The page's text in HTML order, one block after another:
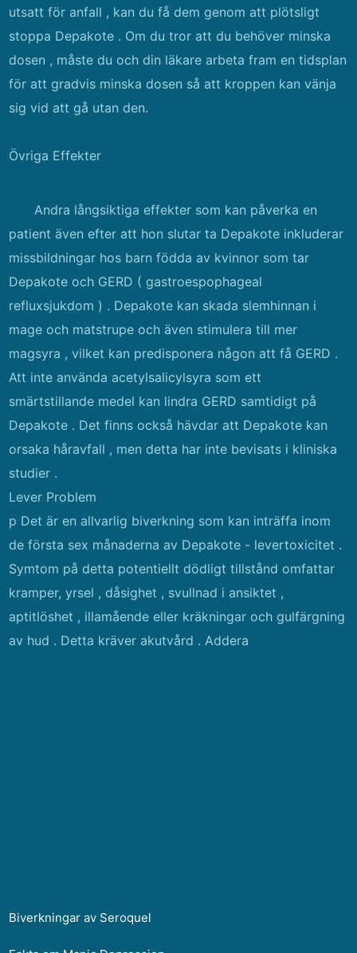
utsatt för anfall , kan du få dem genom att plötsligt
stoppa Depakote . Om du tror att du behöver minska
dosen , måste du och din läkare arbeta fram en tidsplan
för att gradvis minska dosen så att kroppen kan vänja
sig vid att gå utan den.
Övriga Effekter
Andra långsiktiga effekter som kan påverka en
patient även efter att hon slutar ta Depakote inkluderar
missbildningar hos barn födda av kvinnor som tar
Depakote och GERD ( gastroespophageal
refluxsjukdom ) . Depakote kan skada slemhinnan i
mage och matstrupe och även stimulera till mer
magsyra , vilket kan predisponera någon att få GERD .
Att inte använda acetylsalicylsyra som ett
smärtstillande medel kan lindra GERD samtidigt på
Depakote . Det finns också hävdar att Depakote kan
orsaka håravfall , men detta har inte bevisats i kliniska
studier .
Lever Problem
p Det är en allvarlig biverkning som kan inträffa inom
de första sex månaderna av Depakote - levertoxicitet .
Symtom på detta potentiellt dödligt tillstånd omfattar
kramper, yrsel , dåsighet , svullnad i ansiktet ,
aptitlöshet , illamående eller kräkningar och gulfärgning
av hud . Detta kräver akutvård . Addera
Biverkningar av Seroquel